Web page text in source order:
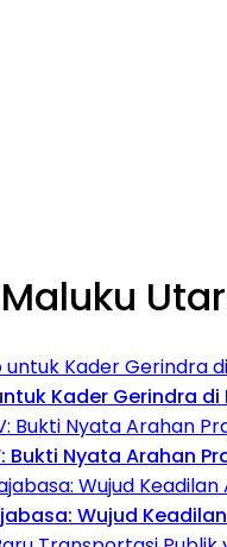
Kader Gerindra di
Bukti Nyata Arahan
Wujud